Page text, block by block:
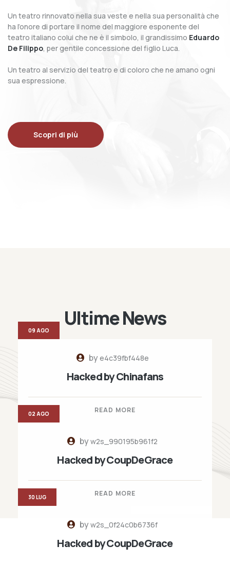
Un teatro rinnovato nella sua veste e nella sua personalità che
ha l’onore di portare il nome del maggiore esponente del
teatro italiano colui che ne è il simbolo, il grandissimo Eduardo
De Filippo, per gentile concessione del figlio Luca.
Un teatro al servizio del teatro e di coloro che ne amano ogni
sua espressione.
Scopri di più
Ultime News
bye4c39fbf448e
Hacked by Chinafans
READ MORE
09 AGO
byw2s_990195b961f2
Hacked by CoupDeGrace
READ MORE
02 AGO
byw2s_0f24c0b6736f
Hacked by CoupDeGrace
30 LUG